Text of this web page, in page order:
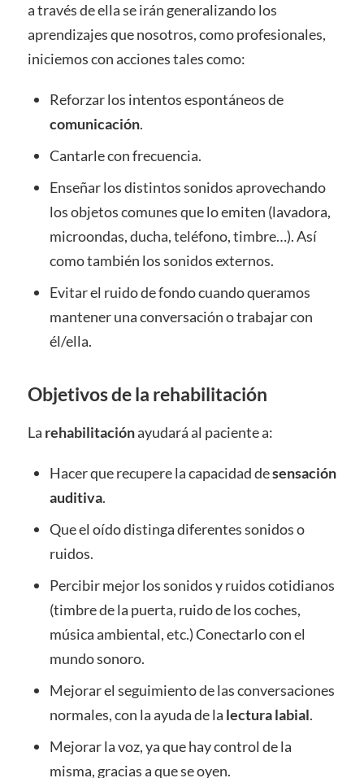
a través de ella se irán generalizando los
aprendizajes que nosotros, como profesionales,
iniciemos con acciones tales como:
Reforzar los intentos espontáneos de
comunicación.
Cantarle con frecuencia.
Enseñar los distintos sonidos aprovechando
los objetos comunes que lo emiten (lavadora,
microondas, ducha, teléfono, timbre…). Así
como también los sonidos externos.
Evitar el ruido de fondo cuando queramos
mantener una conversación o trabajar con
él/ella.
Objetivos de la rehabilitación
La rehabilitaciónayudará al paciente a:
Hacer que recupere la capacidad desensación
auditiva.
Que el oído distinga diferentes sonidos o
ruidos.
Percibir mejor los sonidos y ruidos cotidianos
(timbre de la puerta, ruido de los coches,
música ambiental, etc.) Conectarlo con el
mundo sonoro.
Mejorar el seguimiento de las conversaciones
normales, con la ayuda de la lectura labial.
Mejorar la voz, ya que hay control de la
misma, gracias a que se oyen.